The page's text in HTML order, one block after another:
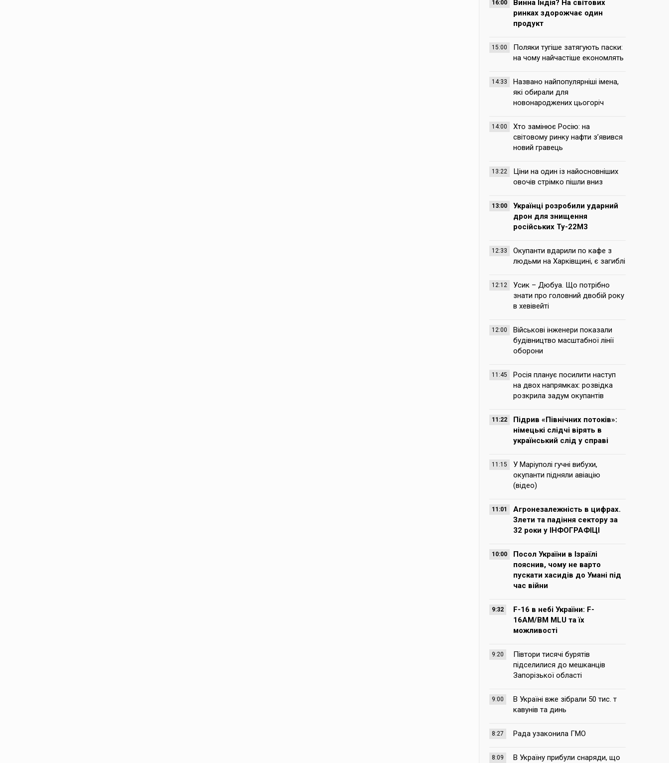
16:00
Винна Індія? На світових
ринках здорожчає один
продукт
15:00
Поляки тугіше затягують паски:
на чому найчастіше економлять
14:33
Названо найпопулярніші імена,
які обирали для
новонароджених цьогоріч
14:00
Хто замінює Росію: на
світовому ринку нафти з’явився
новий гравець
13:22
Ціни на один із найосновніших
овочів стрімко пішли вниз
13:00
Українці розробили ударний
дрон для знищення
російських Ту-22М3
12:33
Окупанти вдарили по кафе з
людьми на Харківщині, є загиблі
12:12
Усик – Дюбуа. Що потрібно
знати про головний двобій року
в хевівейті
12:00
Військові інженери показали
будівництво масштабної лінії
оборони
11:45
Росія планує посилити наступ
на двох напрямках: розвідка
розкрила задум окупантів
11:22
Підрив «Північних потоків»:
німецькі слідчі вірять в
український слід у справі
11:15
У Маріуполі гучні вибухи,
окупанти підняли авіацію
(відео)
11:01
Агронезалежність в цифрах.
Злети та падіння сектору за
32 роки у ІНФОГРАФІЦІ
10:00
Посол України в Ізраїлі
пояснив, чому не варто
пускати хасидів до Умані під
час війни
9:32
F-16 в небі України: F-
16AM/BM MLU та їх
можливості
9:20
Півтори тисячі бурятів
підселилися до мешканців
Запорізької області
9:00
В Україні вже зібрали 50 тис. т
кавунів та динь
8:27 Рада узаконила ГМО
8:09 В Україну прибули снаряди, що